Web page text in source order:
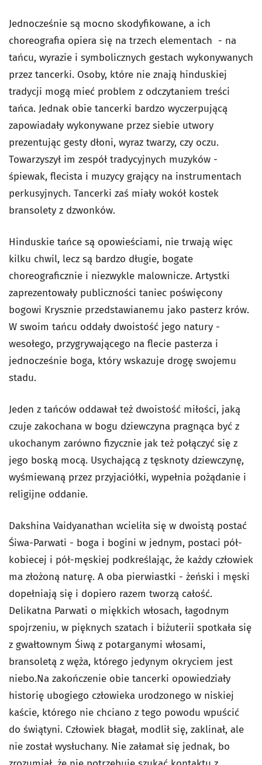
Jednocześnie są mocno skodyfikowane, a ich
choreografia opiera się na trzech elementach - na
tańcu, wyrazie i symbolicznych gestach wykonywanych
przez tancerki. Osoby, które nie znają hinduskiej
tradycji mogą mieć problem z odczytaniem treści
tańca. Jednak obie tancerki bardzo wyczerpującą
zapowiadały wykonywane przez siebie utwory
prezentując gesty dłoni, wyraz twarzy, czy oczu.
Towarzyszył im zespół tradycyjnych muzyków -
śpiewak, flecista i muzycy grający na instrumentach
perkusyjnych. Tancerki zaś miały wokół kostek
bransolety z dzwonków.
Hinduskie tańce są opowieściami, nie trwają więc
kilku chwil, lecz są bardzo długie, bogate
choreograficznie i niezwykle malownicze. Artystki
zaprezentowały publiczności taniec poświęcony
bogowi Krysznie przedstawianemu jako pasterz krów.
W swoim tańcu oddały dwoistość jego natury -
wesołego, przygrywającego na flecie pasterza i
jednocześnie boga, który wskazuje drogę swojemu
stadu.
Jeden z tańców oddawał też dwoistość miłości, jaką
czuje zakochana w bogu dziewczyna pragnąca być z
ukochanym zarówno fizycznie jak też połączyć się z
jego boską mocą. Usychającą z tęsknoty dziewczynę,
wyśmiewaną przez przyjaciółki, wypełnia pożądanie i
religijne oddanie.
Dakshina Vaidyanathan wcieliła się w dwoistą postać
Śiwa-Parwati - boga i bogini w jednym, postaci pół-
kobiecej i pół-męskiej podkreślając, że każdy człowiek
ma złożoną naturę. A oba pierwiastki - żeński i męski
dopełniają się i dopiero razem tworzą całość.
Delikatna Parwati o miękkich włosach, łagodnym
spojrzeniu, w pięknych szatach i biżuterii spotkała się
z gwałtownym Śiwą z potarganymi włosami,
bransoletą z węża, którego jedynym okryciem jest
niebo.Na zakończenie obie tancerki opowiedziały
historię ubogiego człowieka urodzonego w niskiej
kaście, którego nie chciano z tego powodu wpuścić
do świątyni. Człowiek błagał, modlił się, zaklinał, ale
nie został wysłuchany. Nie załamał się jednak, bo